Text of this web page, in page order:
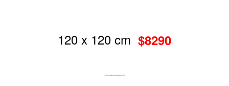
120 x 120 cm $8290